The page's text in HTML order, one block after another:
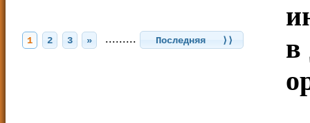
1 2 3 » ......... Последняя ⟩⟩
в